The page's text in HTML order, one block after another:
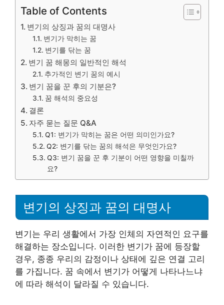
Table of Contents
변기의 상징과 꿈의 대명사
변기가 막히는 꿈
변기를 닦는 꿈
변기 꿈 해몽의 일반적인 해석
추가적인 변기 꿈의 예시
변기 꿈을 꾼 후의 기분은?
꿈 해석의 중요성
결론
자주 묻는 질문 Q&A
Q1: 변기가 막히는 꿈은 어떤 의미인가요?
Q2: 변기를 닦는 꿈의 해석은 무엇인가요?
Q3: 변기 꿈을 꾼 후 기분이 어떤 영향을 미칠까
요?
변기의 상징과 꿈의 대명사
변기는 우리 생활에서 가장 인체의 자연적인 요구를
해결하는 장소입니다. 이러한 변기가 꿈에 등장할
경우, 종종 우리의 감정이나 상태에 깊은 연결 고리
를 가집니다. 꿈 속에서 변기가 어떻게 나타나느냐
에 따라 해석이 달라질 수 있습니다.